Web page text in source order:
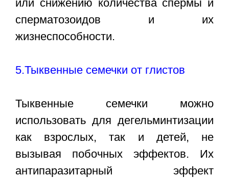
или снижению количества спермы и
сперматозоидов и их
жизнеспособности.
5.Тыквенные семечки от глистов
Тыквенные семечки можно
использовать для дегельминтизации
как взрослых, так и детей, не
вызывая побочных эффектов. Их
антипаразитарный эффект